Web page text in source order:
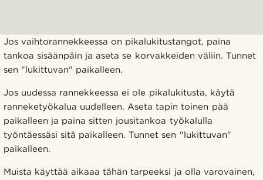
Jos vaihtorannekkeessa on pikalukitustangot, paina
tankoa sisäänpäin ja aseta se korvakkeiden väliin. Tunnet
sen "lukittuvan" paikalleen.
Jos uudessa rannekkeessa ei ole pikalukitusta, käytä
ranneketyökalua uudelleen. Aseta tapin toinen pää
paikalleen ja paina sitten jousitankoa työkalulla
työntäessäsi sitä paikalleen. Tunnet sen "lukittuvan"
paikalleen.
Muista käyttää aikaaa tähän tarpeeksi ja olla varovainen,